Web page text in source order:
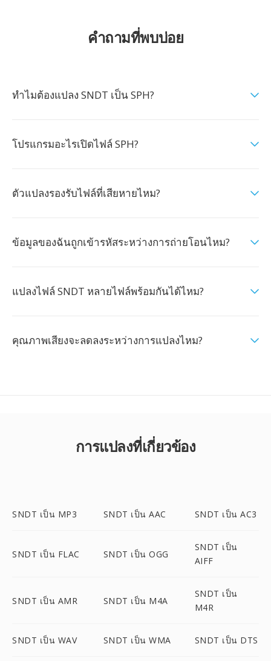
คำถามที่พบบ่อย
ทำไมต้องแปลง SNDT เป็น SPH?
โปรแกรมอะไรเปิดไฟล์ SPH?
ตัวแปลงรองรับไฟล์ที่เสียหายไหม?
ข้อมูลของฉันถูกเข้ารหัสระหว่างการถ่ายโอนไหม?
แปลงไฟล์ SNDT หลายไฟล์พร้อมกันได้ไหม?
คุณภาพเสียงจะลดลงระหว่างการแปลงไหม?
การแปลงที่เกี่ยวข้อง
SNDT เป็น MP3 SNDT เป็น AAC SNDT เป็น AC3
SNDT เป็น FLAC SNDT เป็น OGG
SNDT เป็น
AIFF
SNDT เป็น AMR SNDT เป็น M4A
SNDT เป็น
M4R
SNDT เป็น WAV SNDT เป็น WMA SNDT เป็น DTS